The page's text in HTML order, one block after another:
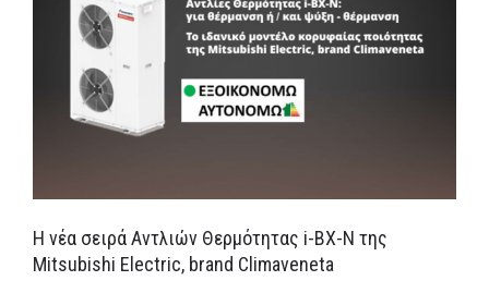
Η νέα σειρά Αντλιών Θερμότητας i-BX-N της
Μitsubishi Electric, brand Climaveneta